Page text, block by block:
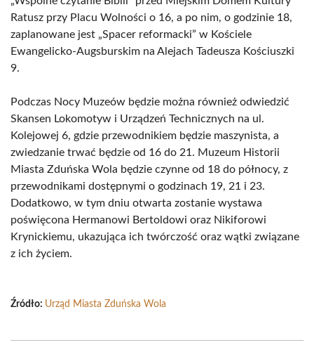
Ratusz przy Placu Wolności o 16, a po nim, o godzinie 18,
zaplanowane jest „Spacer reformacki” w Kościele
Ewangelicko-Augsburskim na Alejach Tadeusza Kościuszki
9.
Podczas Nocy Muzeów będzie można również odwiedzić
Skansen Lokomotyw i Urządzeń Technicznych na ul.
Kolejowej 6, gdzie przewodnikiem będzie maszynista, a
zwiedzanie trwać będzie od 16 do 21. Muzeum Historii
Miasta Zduńska Wola będzie czynne od 18 do północy, z
przewodnikami dostępnymi o godzinach 19, 21 i 23.
Dodatkowo, w tym dniu otwarta zostanie wystawa
poświęcona Hermanowi Bertoldowi oraz Nikiforowi
Krynickiemu, ukazująca ich twórczość oraz wątki związane
z ich życiem.
Źródło: Urząd Miasta Zduńska Wola